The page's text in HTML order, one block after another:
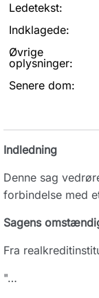
Ledetekst:
Indklagede:
Øvrige
oplysninger:
Senere dom:
Indledning
Denne sag
forbindelse med
Sagens
Fra
"…